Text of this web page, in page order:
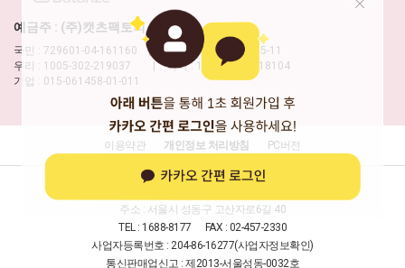
예금주 : (주)캣츠팩토리
국민 : 729601-04-161160 | 농협 : 317-0001-0795-11
우리 : 1005-302-219037 | 하나 : 198-910018-18104
기업 : 015-061458-01-011
이용약관 개인정보 처리방침 PC버전
주소 : 서울시 성동구 고산자로6길 40
TEL : 1688-8177
FAX : 02-457-2330
사업자등록번호 : 204-86-16277(사업자정보확인)
통신판매업신고 : 제2013-서울성동-0032호